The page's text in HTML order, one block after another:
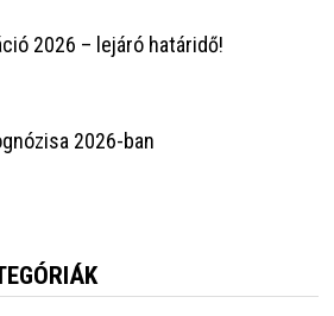
2026 – lejáró határidő!
2026-ban